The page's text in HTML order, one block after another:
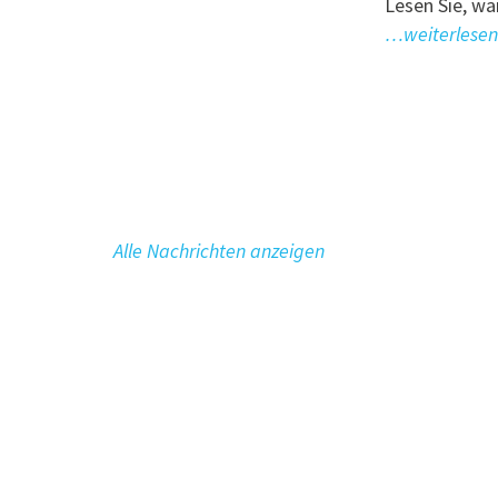
…weiterlesen
Alle Nachrichten anzeigen